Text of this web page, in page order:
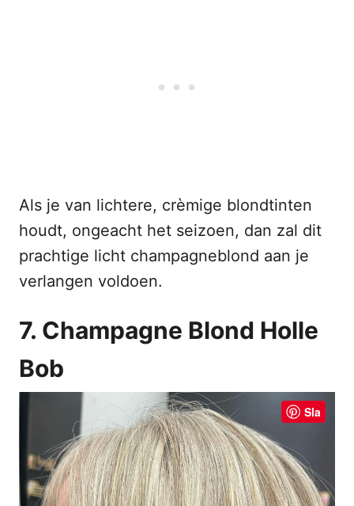
Als je van lichtere, crèmige blondtinten
houdt, ongeacht het seizoen, dan zal dit
prachtige licht champagneblond aan je
verlangen voldoen.
7. Champagne Blond Holle
Bob
Sla